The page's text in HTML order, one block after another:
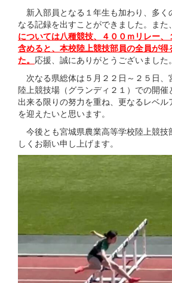
新入部員となる１年生も加わり、多く
なる記録を出すことができました。また、
については八種競技、４００ｍリレー、
含めると、本校陸上競技部員の全員が得
た。 応援、誠にありがとうございました。
次なる県総体は５月２２日～２５日、
陸上競技場（グランディ２１）での開催
出来る限りの努力を重ね、更なるレベル
を迎えたいと思います。
今後とも宮城県農業高等学校陸上競技
しくお願い申し上げます。